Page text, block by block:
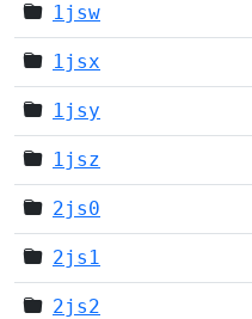
1jsw
1jsx
1jsy
1jsz
2js0
2js1
2js2